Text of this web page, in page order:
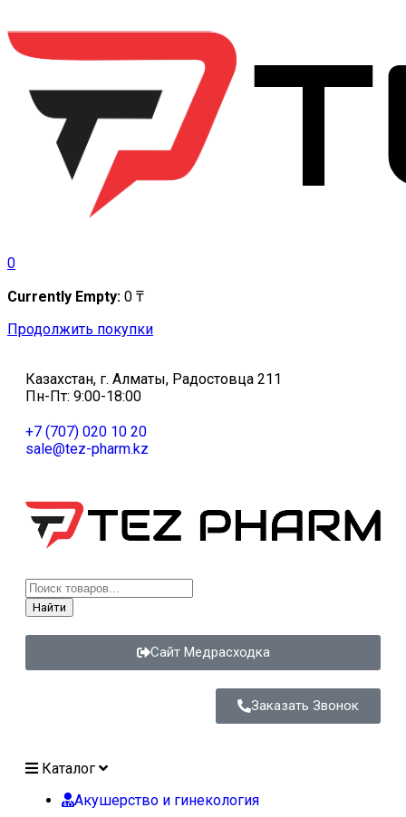
0
Currently Empty: 0 ₸
Продолжить покупки
Казахстан, г. Алматы, Радостовца 211
Пн-Пт: 9:00-18:00
+7 (707) 020 10 20
sale@tez-pharm.kz
Найти
Сайт Медрасходка
Заказать Звонок
Каталог
Акушерство и гинекология